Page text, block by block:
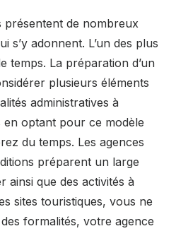
présentent de nombreux
s’y adonnent. L’un des plus
temps. La préparation d’un
plusieurs éléments
administratives à
en optant pour ce modèle
du temps. Les agences
préparent un large
ainsi que des activités à
sites touristiques, vous ne
formalités, votre agence